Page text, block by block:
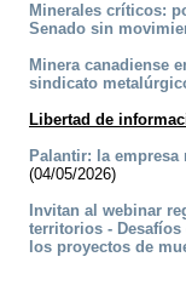
Minerales críticos:
Senado sin
Minera canadiense
sindicato
Libertad de
Palantir: la
(04/05/2026)
Invitan al webinar
territorios -
los proyectos de